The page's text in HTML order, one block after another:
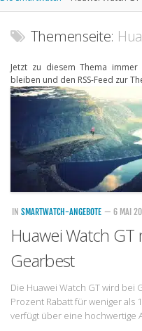
Startseite
Aktuelle
Marken und Modelle
Handytarife
BASE
Datentarife
o2
Flatrate-
Themenseite:
Jetzt zu diesem Thema
bleiben und den RSS-Feed zur
IN SMARTWATCH-ANGEBOTE — 6 MAI
Huawei Watch GT
Gearbest
Die Huawei Watch GT wird bei
Prozent Rabatt für weniger als
verfügt über eine hochwertige